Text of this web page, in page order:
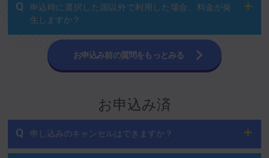
Q
申込時に選択した国以外で利用した場合、料金が発
生しますか？
お申込み前の質問をもっとみる
お申込み済
Q 申し込みのキャンセルはできますか？